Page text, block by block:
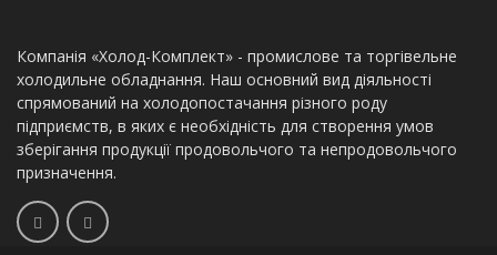
Компанія «Холод-Комплект» - промислове та торгівельне
холодильне обладнання. Наш основний вид діяльності
спрямований на холодопостачання різного роду
підприємств, в яких є необхідність для створення умов
зберігання продукції продовольчого та непродовольчого
призначення.